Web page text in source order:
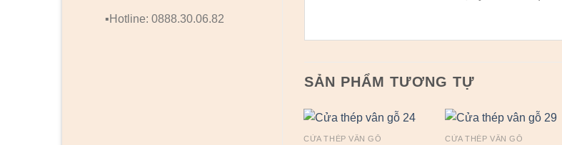
▪️Hotline: 0888.30.06.82
SẢN PHẨM TƯƠNG TỰ
CỬA THÉP VÂN GỖ CỬA THÉP VÂN GỖ